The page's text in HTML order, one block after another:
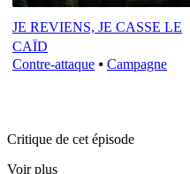
JE REVIENS, JE CASSE LE
CAÏD
Contre-attaque ⦁ Campagne
Critique de cet épisode
Voir plus